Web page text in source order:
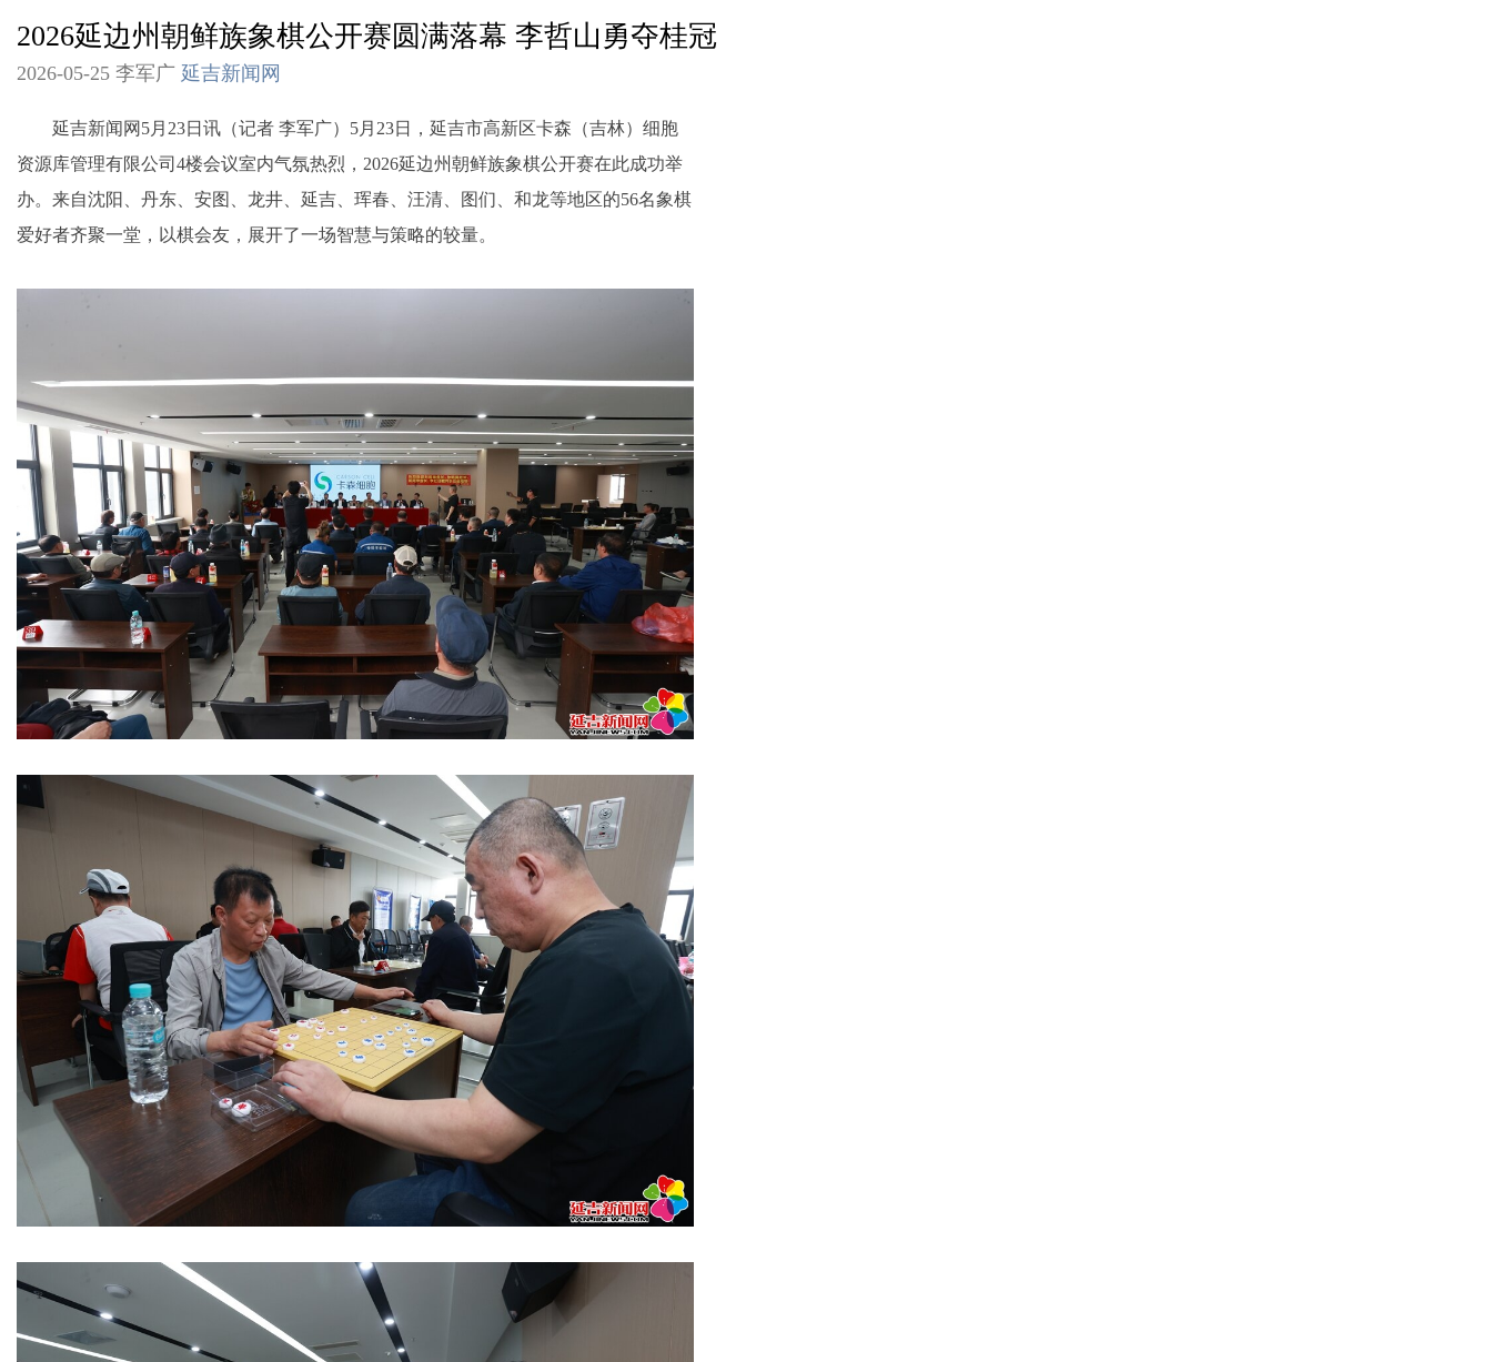
2026延边州朝鲜族象棋公开赛圆满落幕 李哲山勇夺桂冠
2026-05-25 李军广 延吉新闻网
延吉新闻网5月23日讯（记者 李军广）5月23日，延吉市高新区卡森（吉林）细胞
资源库管理有限公司4楼会议室内气氛热烈，2026延边州朝鲜族象棋公开赛在此成功举
办。来自沈阳、丹东、安图、龙井、延吉、珲春、汪清、图们、和龙等地区的56名象棋
爱好者齐聚一堂，以棋会友，展开了一场智慧与策略的较量。